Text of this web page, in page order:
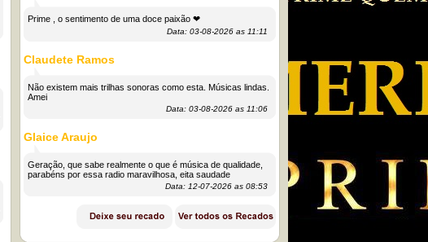
Prime , o sentimento de uma doce paixão ❤
Data: 03-08-2026 as 11:11
Claudete Ramos
Não existem mais trilhas sonoras como esta. Músicas lindas.
Amei
Data: 03-08-2026 as 11:06
Glaice Araujo
Geração, que sabe realmente o que é música de qualidade,
parabéns por essa radio maravilhosa, eita saudade
Data: 12-07-2026 as 08:53